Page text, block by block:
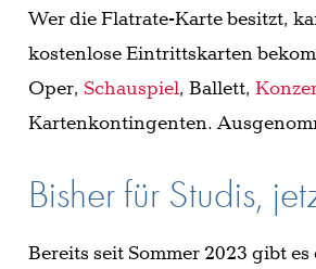
Wer die Flatrate-Karte besitzt,
kostenlose Eintrittskarten
Oper, Schauspiel, Ballett,
Kartenkontingenten.
Bisher für Studis,
Bereits seit Sommer 2023 gibt